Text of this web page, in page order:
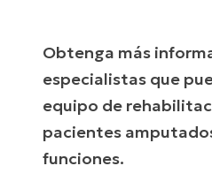
Obtenga más
especialistas que
equipo de
pacientes
funciones.